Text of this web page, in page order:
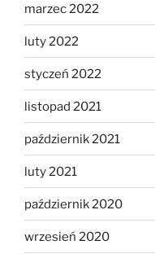
marzec 2022
luty 2022
styczeń 2022
listopad 2021
październik 2021
luty 2021
październik 2020
wrzesień 2020